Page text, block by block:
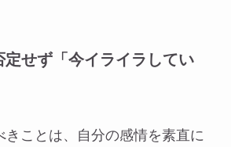
せず「今イライラしてい
きことは、自分の感情を素直に